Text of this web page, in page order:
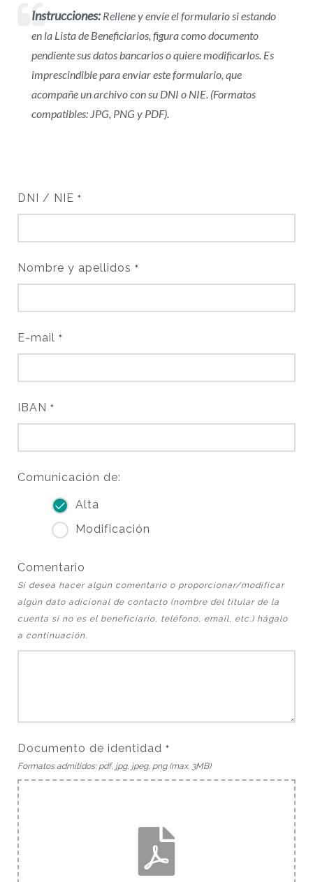
Instrucciones:Rellene y envíe el formulario si estando
en la Lista de Beneficiarios, figura como documento
pendiente sus datos bancarios o quiere modificarlos. Es
imprescindible para enviar este formulario, que
acompañe un archivo con su DNI o NIE. (Formatos
compatibles: JPG, PNG y PDF).
DNI / NIE *
Nombre y apellidos *
E-mail *
IBAN *
Comunicación de:
Alta
Modificación
Comentario
Si desea hacer algún comentario o proporcionar/modificar
algún dato adicional de contacto (nombre del titular de la
cuenta si no es el beneficiario, teléfono, email, etc.) hágalo
a continuación.
Documento de identidad *
Formatos admitidos: pdf, jpg, jpeg, png (max. 3MB)